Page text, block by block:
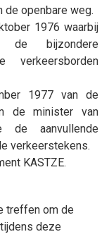
de openbare weg.
1976 waarbij
de bijzondere
verkeersborden
1977 van de
de minister van
de aanvullende
verkeerstekens.
KASTZE.
treffen om de
deze